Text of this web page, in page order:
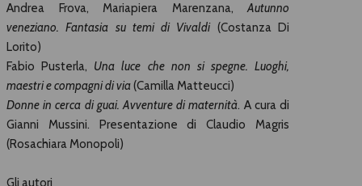
Andrea Frova, Mariapiera Marenzana,Autunno
veneziano. Fantasia su temi di Vivaldi(Costanza Di
Lorito)
Fabio Pusterla, Una luce che non si spegne. Luoghi,
maestri e compagni di via(Camilla Matteucci)
Donne in cerca di guai. Avventure di maternità. A cura di
Gianni Mussini. Presentazione di Claudio Magris
(Rosachiara Monopoli)